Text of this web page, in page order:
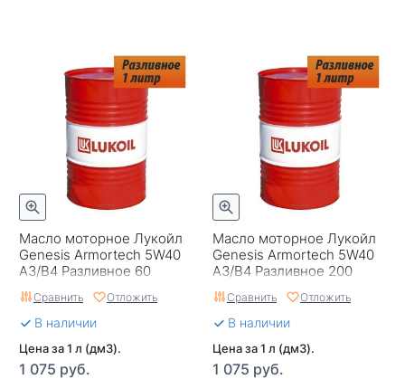
Масло моторное Лукойл
Genesis Armortech 5W40
A3/B4 Разливное 60
Сравнить Отложить
В наличии
Цена за 1 л (дм3).
1 075 руб.
Масло моторное Лукойл
Genesis Armortech 5W40
A3/B4 Разливное 200
Сравнить Отложить
В наличии
Цена за 1 л (дм3).
1 075 руб.